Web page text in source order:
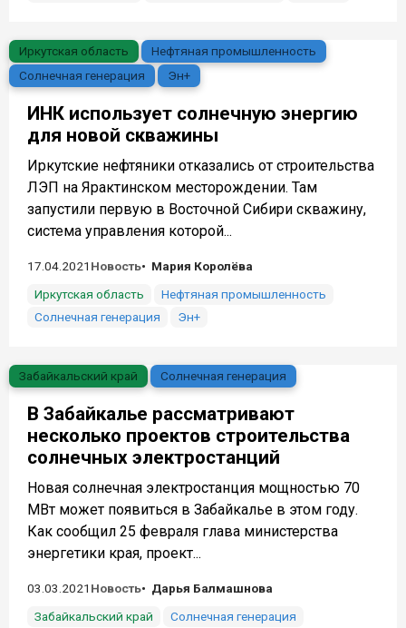
Иркутская область
Нефтяная промышленность
Солнечная генерация
Эн+
ИНК использует солнечную энергию
для новой скважины
Иркутские нефтяники отказались от строительства
ЛЭП на Ярактинском месторождении. Там
запустили первую в Восточной Сибири скважину,
система управления которой...
17.04.2021 Новость
Мария Королёва
Иркутская область
Нефтяная промышленность
Солнечная генерация
Эн+
Забайкальский край Солнечная генерация
В Забайкалье рассматривают
несколько проектов строительства
солнечных электростанций
Новая солнечная электростанция мощностью 70
МВт может появиться в Забайкалье в этом году.
Как сообщил 25 февраля глава министерства
энергетики края, проект...
03.03.2021 Новость
Дарья Балмашнова
Забайкальский край
Солнечная генерация